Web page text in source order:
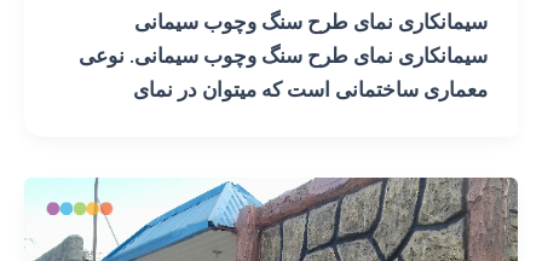
سیمانکاری نمای طرح سنگ وچوب سیمانی
سیمانکاری نمای طرح سنگ وچوب سیمانی. نوعی
معماری ساختمانی است که میتوان در نمای